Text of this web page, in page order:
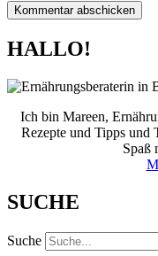
HALLO!
Ich bin Mareen,
Rezepte und Tipps und
Spaß
SUCHE
Suche